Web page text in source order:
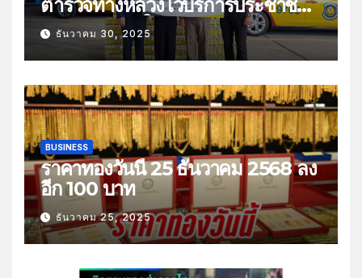
ตำรวจทางหลวงไว้บริการประชาชน
ช่วงเทศกาลปีใหม่
ธันวาคม 30, 2025
BUSINESS
ราคาทองวันนี้ 25 ธันวาคม 2568 ลง
อีก 100 บาท
ธันวาคม 25, 2025